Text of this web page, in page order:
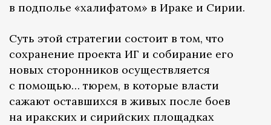
в подполье «халифатом» в Ираке и Сирии.
Суть этой стратегии состоит в том, что
сохранение проекта ИГ и собирание его
новых сторонников осуществляется
с помощью… тюрем, в которые власти
сажают оставшихся в живых после боев
на иракских и сирийских площадках